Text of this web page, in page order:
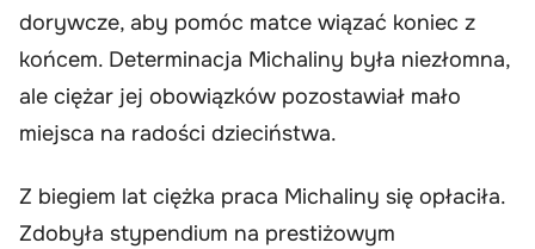
dorywcze, aby pomóc matce wiązać koniec z
końcem. Determinacja Michaliny była niezłomna,
ale ciężar jej obowiązków pozostawiał mało
miejsca na radości dzieciństwa.
Z biegiem lat ciężka praca Michaliny się opłaciła.
Zdobyła stypendium na prestiżowym